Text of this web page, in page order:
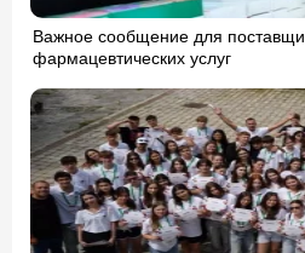
Важное сообщение для
фармацевтических услуг